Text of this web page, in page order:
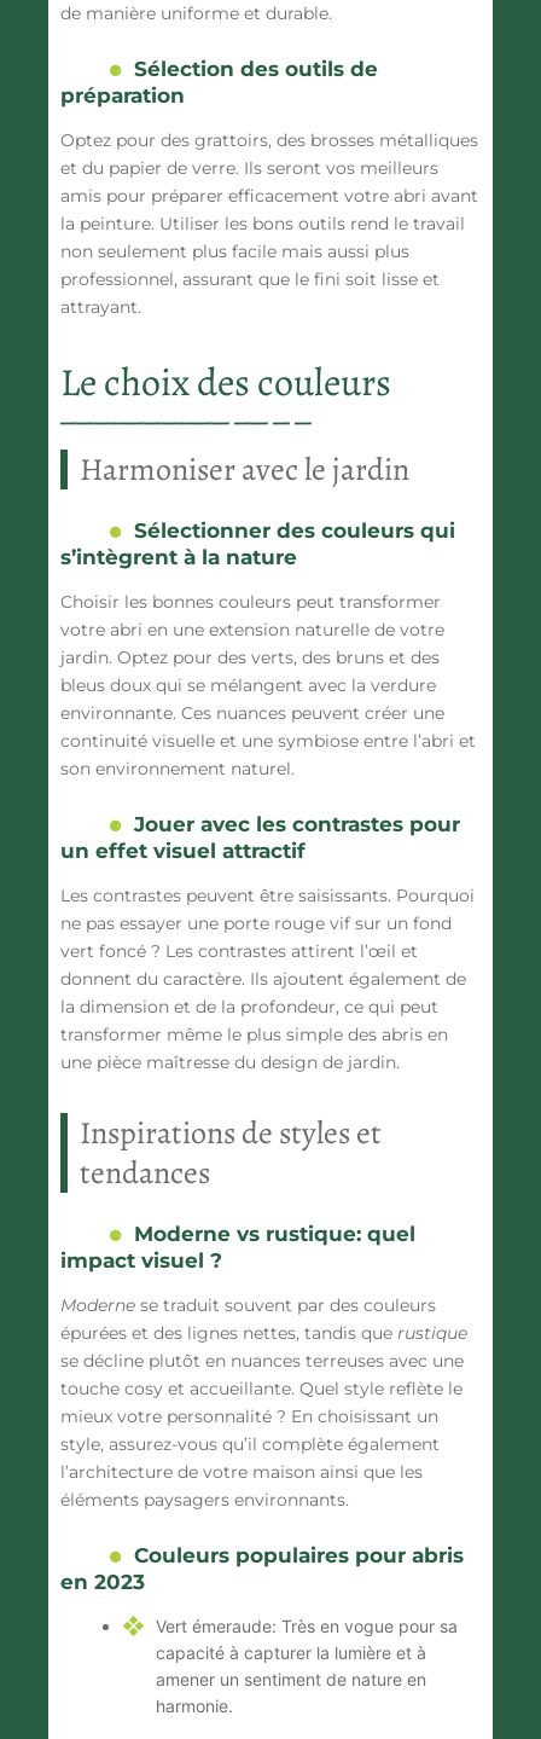
de manière uniforme et durable.
Sélection des outils de
préparation
Optez pour des grattoirs, des brosses métalliques
et du papier de verre. Ils seront vos meilleurs
amis pour préparer efficacement votre abri avant
la peinture. Utiliser les bons outils rend le travail
non seulement plus facile mais aussi plus
professionnel, assurant que le fini soit lisse et
attrayant.
Le choix des couleurs
Harmoniser avec le jardin
Sélectionner des couleurs qui
s’intègrent à la nature
Choisir les bonnes couleurs peut transformer
votre abri en une extension naturelle de votre
jardin. Optez pour des verts, des bruns et des
bleus doux qui se mélangent avec la verdure
environnante. Ces nuances peuvent créer une
continuité visuelle et une symbiose entre l’abri et
son environnement naturel.
Jouer avec les contrastes pour
un effet visuel attractif
Les contrastes peuvent être saisissants. Pourquoi
ne pas essayer une porte rouge vif sur un fond
vert foncé ? Les contrastes attirent l’œil et
donnent du caractère. Ils ajoutent également de
la dimension et de la profondeur, ce qui peut
transformer même le plus simple des abris en
une pièce maîtresse du design de jardin.
Inspirations de styles et
tendances
Moderne vs rustique: quel
impact visuel ?
Moderne se traduit souvent par des couleurs
épurées et des lignes nettes, tandis que rustique
se décline plutôt en nuances terreuses avec une
touche cosy et accueillante. Quel style reflète le
mieux votre personnalité ? En choisissant un
style, assurez-vous qu’il complète également
l’architecture de votre maison ainsi que les
éléments paysagers environnants.
Couleurs populaires pour abris
en 2023
Vert émeraude: Très en vogue pour sa
capacité à capturer la lumière et à
amener un sentiment de nature en
harmonie.